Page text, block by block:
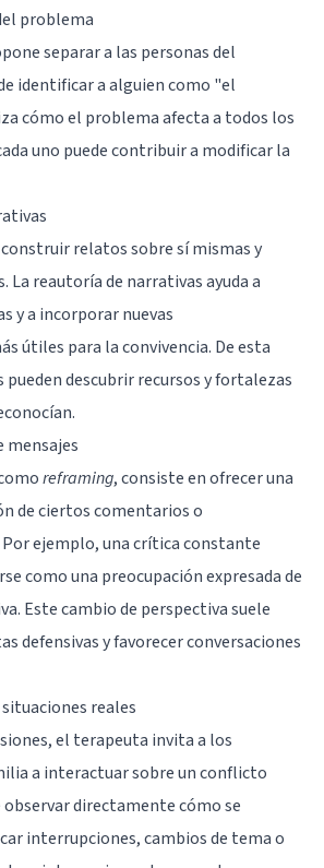
problema
separar a las personas del
identificar a alguien como "el
cómo el problema afecta a todos los
uno puede contribuir a modificar la
relatos sobre sí mismas y
La reautoría de narrativas ayuda a
y a incorporar nuevas
útiles para la convivencia. De esta
descubrir recursos y fortalezas
mensajes
reframing, consiste en ofrecer una
de ciertos comentarios o
ejemplo, una crítica constante
como una preocupación expresada de
Este cambio de perspectiva suele
defensivas y favorecer conversaciones
reales
el terapeuta invita a los
a interactuar sobre un conflicto
observar directamente cómo se
interrupciones, cambios de tema o